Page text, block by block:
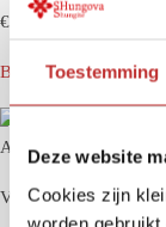
Toestemming
Deze website
Cookies zijn
worden
€299,-
Bekijk product
Aqualine WP-100
Vanaf